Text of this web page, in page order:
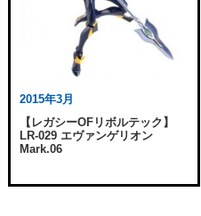
2015年3月
【レガシーOFリボルテック】
LR-029 エヴァンゲリオン
Mark.06